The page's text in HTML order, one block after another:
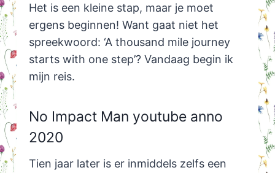
Het is een kleine stap, maar je moet
ergens beginnen! Want gaat niet het
spreekwoord: ‘A thousand mile journey
starts with one step’? Vandaag begin ik
mijn reis.
No Impact Man youtube anno
2020
Tien jaar later is er inmiddels zelfs een